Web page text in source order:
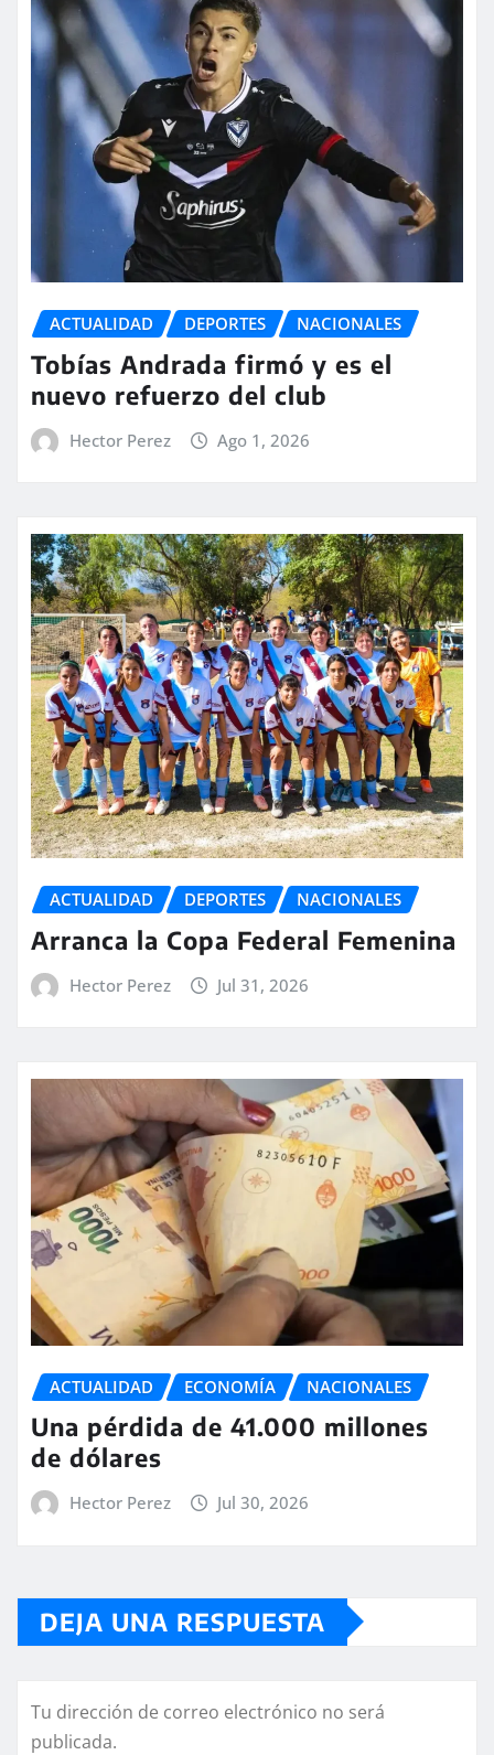
ACTUALIDAD DEPORTES NACIONALES
Tobías Andrada firmó y es el
nuevo refuerzo del club
Hector Perez Ago 1, 2026
ACTUALIDAD DEPORTES NACIONALES
Arranca la Copa Federal Femenina
Hector Perez Jul 31, 2026
ACTUALIDAD ECONOMÍA NACIONALES
Una pérdida de 41.000 millones
de dólares
Hector Perez Jul 30, 2026
DEJA UNA RESPUESTA
Tu dirección de correo electrónico no será
publicada.